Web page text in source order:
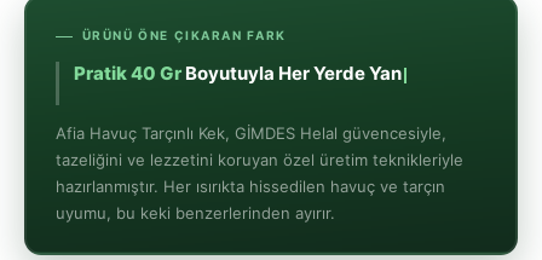
ÜRÜNÜ ÖNE ÇIKARAN FARK
Pratik 40 GrBoyutuyla Her Yerde Yanınızda
Afia Havuç Tarçınlı Kek, GİMDES Helal güvencesiyle,
tazeliğini ve lezzetini koruyan özel üretim teknikleriyle
hazırlanmıştır. Her ısırıkta hissedilen havuç ve tarçın
uyumu, bu keki benzerlerinden ayırır.